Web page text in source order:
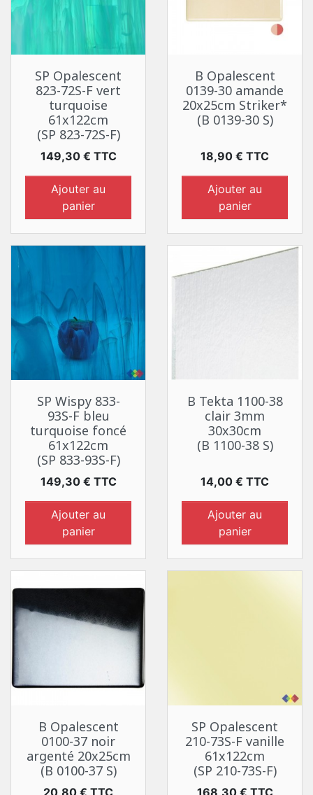
SP Opalescent
823-72S-F vert
turquoise
61x122cm
(SP 823-72S-F)
Prix
149,30 € TTC
Ajouter au
panier
B Opalescent
0139-30 amande
20x25cm Striker*
(B 0139-30 S)
Prix
18,90 € TTC
Ajouter au
panier
SP Wispy 833-
93S-F bleu
turquoise foncé
61x122cm
(SP 833-93S-F)
Prix
149,30 € TTC
Ajouter au
panier
B Tekta 1100-38
clair 3mm
30x30cm
(B 1100-38 S)
Prix
14,00 € TTC
Ajouter au
panier
B Opalescent
0100-37 noir
argenté 20x25cm
(B 0100-37 S)
Prix
20,80 € TTC
SP Opalescent
210-73S-F vanille
61x122cm
(SP 210-73S-F)
Prix
168,30 € TTC